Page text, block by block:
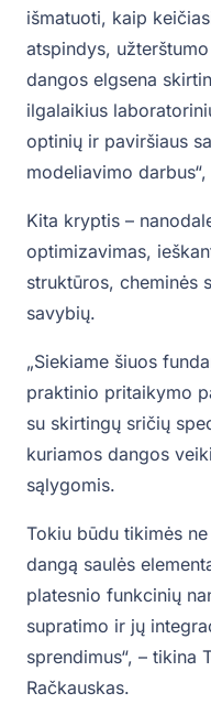
išmatuoti, kaip
atspindys,
dangos elgsena
ilgalaikius
optinių ir paviršiaus
modeliavimo
Kita kryptis –
optimizavimas,
struktūros, cheminės
savybių.
„Siekiame šiuos
praktinio pritaikymo
su skirtingų sričių
kuriamos dangos
sąlygomis.
Tokiu būdu tikimės
dangą saulės
platesnio funkcinių
supratimo ir jų
sprendimus“, – tikina
Račkauskas.